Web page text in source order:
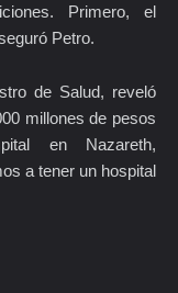
Primero, el
Petro.
de Salud, reveló
millones de pesos
en Nazareth,
a tener un hospital